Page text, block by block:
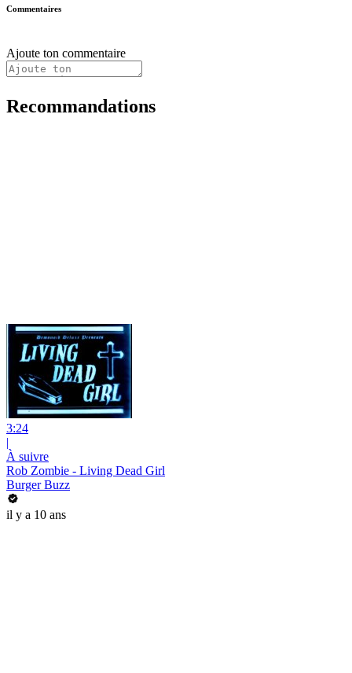
Commentaires
Ajoute ton commentaire
Recommandations
3:24
|
À suivre
Rob Zombie - Living Dead Girl
Burger Buzz
il y a 10 ans